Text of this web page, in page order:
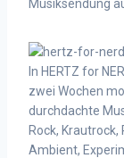
Musiksendung
In HERTZ for
zwei Wochen
durchdachte
Rock, Krautrock,
Ambient,